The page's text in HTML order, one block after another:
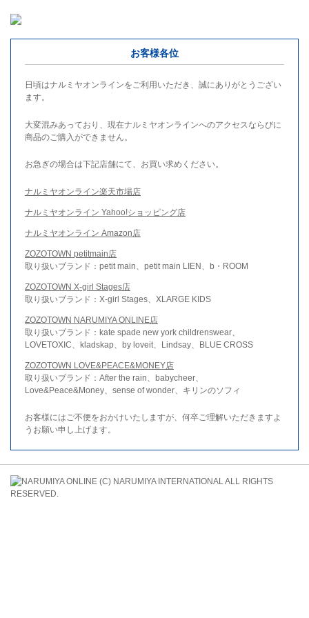
お客様各位
日頃はナルミヤオンラインをご利用いただき、誠にありがとうござい
ます。
大変混みあっており、現在ナルミヤオンラインへのアクセスならびに
商品のご購入ができません。
お急ぎの場合は下記店舗にて、お買い求めください。
ナルミヤオンライン楽天市場店
ナルミヤオンライン Yahoo!ショッピング店
ナルミヤオンライン Amazon店
ZOZOTOWN petitmain店
取り扱いブランド：petit main、petit main LIEN、b・ROOM
ZOZOTOWN X-girl Stages店
取り扱いブランド：X-girl Stages、XLARGE KIDS
ZOZOTOWN NARUMIYA ONLINE店
取り扱いブランド：kate spade new york childrenswear、
LOVETOXIC、kladskap、by loveit、Lindsay、BLUE CROSS
ZOZOTOWN LOVE&PEACE&MONEY店
取り扱いブランド：After the rain、babycheer、
Love&Peace&Money、sense of wonder、キリンのソフィ
お客様にはご不便をおかけいたしますが、何卒ご理解いただきますよ
うお願い申し上げます。